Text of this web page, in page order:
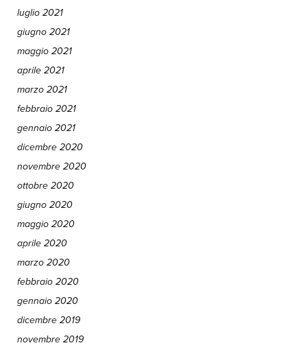
luglio 2021
giugno 2021
maggio 2021
aprile 2021
marzo 2021
febbraio 2021
gennaio 2021
dicembre 2020
novembre 2020
ottobre 2020
giugno 2020
maggio 2020
aprile 2020
marzo 2020
febbraio 2020
gennaio 2020
dicembre 2019
novembre 2019